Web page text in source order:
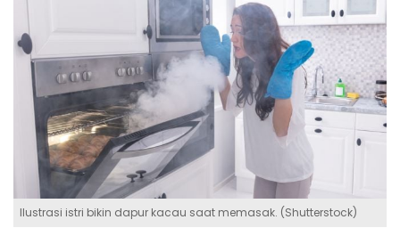
Ilustrasi istri bikin dapur kacau saat memasak. (Shutterstock)